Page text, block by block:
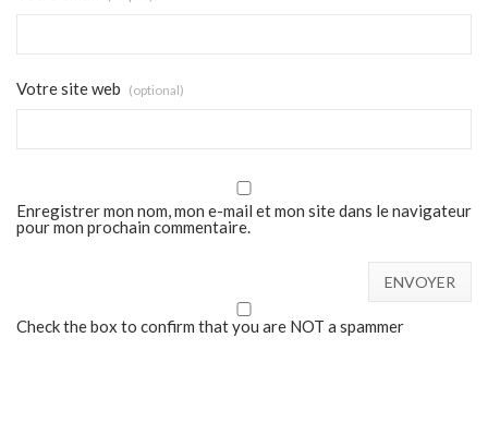
Votre site web (optional)
Enregistrer mon nom, mon e-mail et mon site dans le navigateur
pour mon prochain commentaire.
Check the box to confirm that you are NOT a spammer